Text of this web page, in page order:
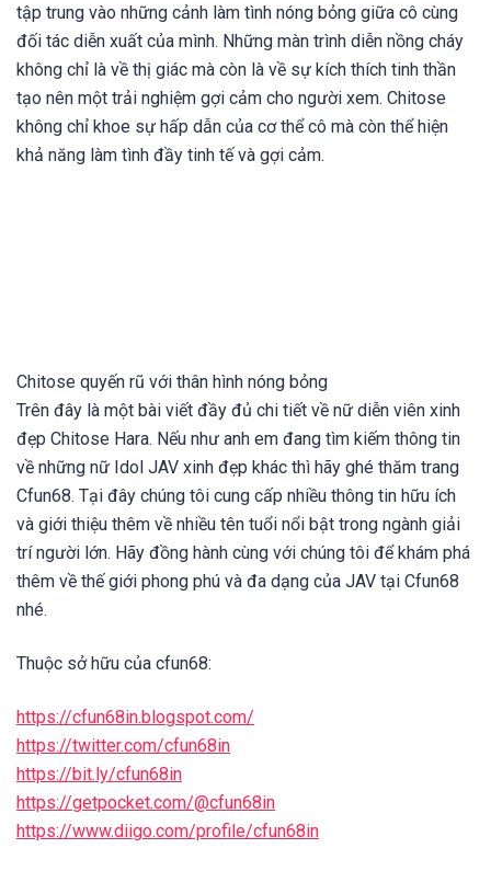
tập trung vào những cảnh làm tình nóng bỏng giữa cô cùng
đối tác diễn xuất của mình. Những màn trình diễn nồng cháy
không chỉ là về thị giác mà còn là về sự kích thích tinh thần
tạo nên một trải nghiệm gợi cảm cho người xem. Chitose
không chỉ khoe sự hấp dẫn của cơ thể cô mà còn thể hiện
khả năng làm tình đầy tinh tế và gợi cảm.
Chitose quyến rũ với thân hình nóng bỏng
Trên đây là một bài viết đầy đủ chi tiết về nữ diễn viên xinh
đẹp Chitose Hara. Nếu như anh em đang tìm kiếm thông tin
về những nữ Idol JAV xinh đẹp khác thì hãy ghé thăm trang
Cfun68. Tại đây chúng tôi cung cấp nhiều thông tin hữu ích
và giới thiệu thêm về nhiều tên tuổi nổi bật trong ngành giải
trí người lớn. Hãy đồng hành cùng với chúng tôi để khám phá
thêm về thế giới phong phú và đa dạng của JAV tại Cfun68
nhé.
Thuộc sở hữu của cfun68:
https://cfun68in.blogspot.com/
https://twitter.com/cfun68in
https://bit.ly/cfun68in
https://getpocket.com/@cfun68in
https://www.diigo.com/profile/cfun68in